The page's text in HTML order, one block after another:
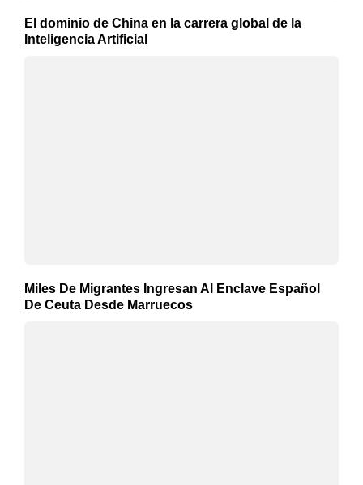
El dominio de China en la carrera global de la
Inteligencia Artificial
Miles De Migrantes Ingresan Al Enclave Español
De Ceuta Desde Marruecos